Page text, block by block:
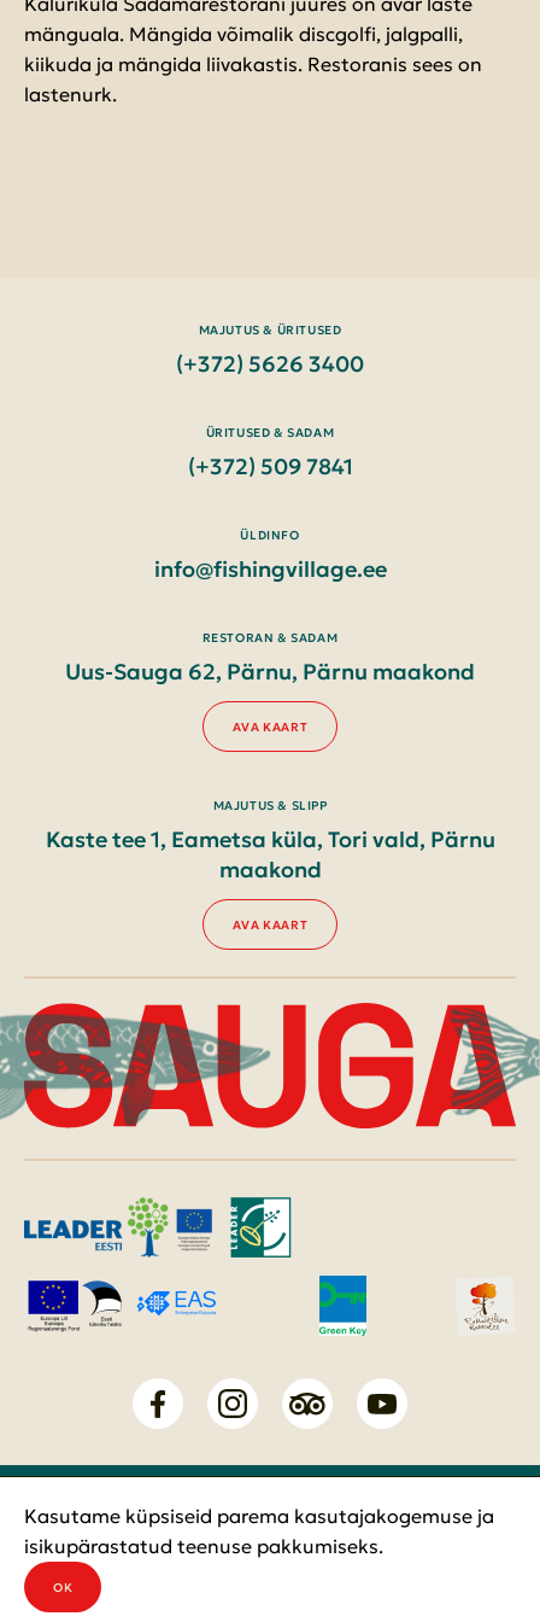
KONTAKT
mänguala. Mängida võimalik discgolfi, jalgpalli,
kiikuda ja mängida liivakastis. Restoranis sees on
lastenurk.
MAJUTUS & ÜRITUSED
(+372) 5626 3400
ÜRITUSED & SADAM
(+372) 509 7841
ÜLDINFO
info@fishingvillage.ee
RESTORAN & SADAM
Uus-Sauga 62, Pärnu, Pärnu maakond
AVA KAART
MAJUTUS & SLIPP
Kaste tee 1, Eametsa küla, Tori vald, Pärnu
maakond
AVA KAART
Privaatsustingimused
Kasutame küpsiseid parema kasutajakogemuse ja
isikupärastatud teenuse pakkumiseks.
OK